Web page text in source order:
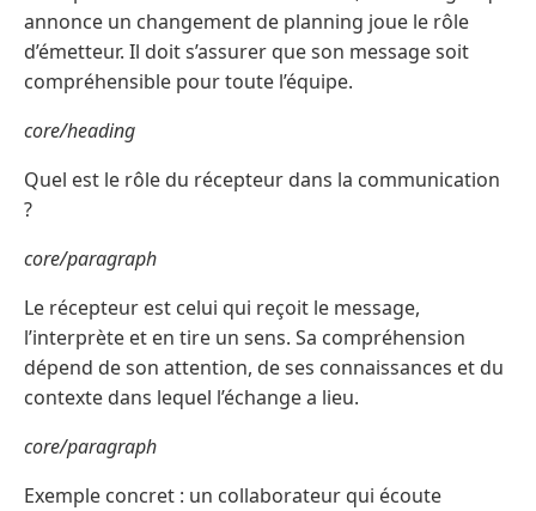
annonce un changement de planning joue le rôle
d’émetteur. Il doit s’assurer que son message soit
compréhensible pour toute l’équipe.
core/heading
Quel est le rôle du récepteur dans la communication
?
core/paragraph
Le récepteur est celui qui reçoit le message,
l’interprète et en tire un sens. Sa compréhension
dépend de son attention, de ses connaissances et du
contexte dans lequel l’échange a lieu.
core/paragraph
Exemple concret : un collaborateur qui écoute